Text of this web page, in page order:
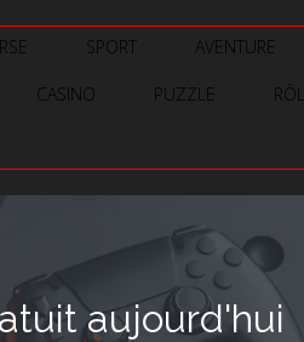
SPORT AVENTURE
CASINO PUZZLE
aujourd'hui